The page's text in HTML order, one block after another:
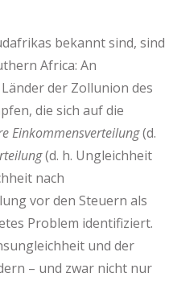
bekannt sind, sind
Africa: An
der Zollunion des
die sich auf die
Einkommensverteilung(d.
(d. h. Ungleichheit
nach
vor den Steuern als
Problem identifiziert.
und der
– und zwar nicht nur